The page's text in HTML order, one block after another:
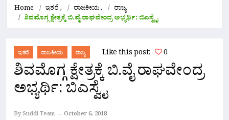
Home ಇತರೆ, ರಾಜಕೀಯ,
ರಾಜ್ಯ
ಶಿವಮೊಗ್ಗ ಕ್ಷೇತ್ರಕ್ಕೆ‌ ಬಿ.ವೈ ರಾಘವೇಂದ್ರ ಅಭ್ಯರ್ಥಿ: ಬಿಎಸ್ವೈ
ಇತರೆ ರಾಜಕೀಯ ರಾಜ್ಯ Like this post: 0
ಶಿವಮೊಗ್ಗ ಕ್ಷೇತ್ರಕ್ಕೆ‌ ಬಿ.ವೈ ರಾಘವೇಂದ್ರ
ಅಭ್ಯರ್ಥಿ: ಬಿಎಸ್ವೈ
By Suddi Team October 6, 2018